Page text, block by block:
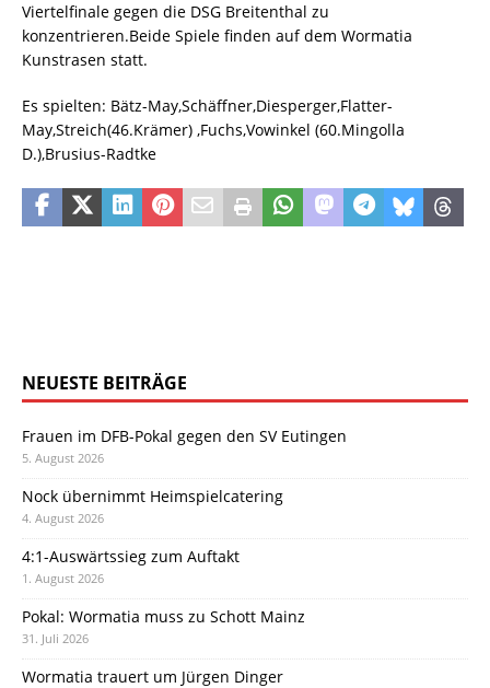
Viertelfinale gegen die DSG Breitenthal zu
konzentrieren.Beide Spiele finden auf dem Wormatia
Kunstrasen statt.
Es spielten: Bätz-May,Schäffner,Diesperger,Flatter-
May,Streich(46.Krämer) ,Fuchs,Vowinkel (60.Mingolla
D.),Brusius-Radtke
NEUESTE BEITRÄGE
Frauen im DFB-Pokal gegen den SV Eutingen
5. August 2026
Nock übernimmt Heimspielcatering
4. August 2026
4:1-Auswärtssieg zum Auftakt
1. August 2026
Pokal: Wormatia muss zu Schott Mainz
31. Juli 2026
Wormatia trauert um Jürgen Dinger